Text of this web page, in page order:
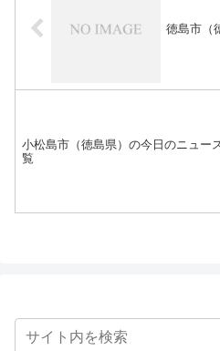
徳島市（
小松島市（徳島県）の今日のニュー
覧